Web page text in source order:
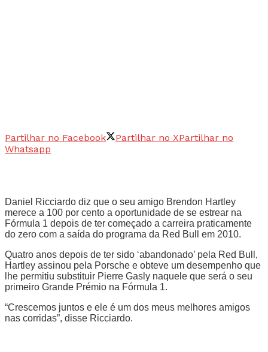
Partilhar no Facebook Partilhar no XPartilhar no
Whatsapp
Daniel Ricciardo diz que o seu amigo Brendon Hartley
merece a 100 por cento a oportunidade de se estrear na
Fórmula 1 depois de ter começado a carreira praticamente
do zero com a saída do programa da Red Bull em 2010.
Quatro anos depois de ter sido ‘abandonado’ pela Red Bull,
Hartley assinou pela Porsche e obteve um desempenho que
lhe permitiu substituir Pierre Gasly naquele que será o seu
primeiro Grande Prémio na Fórmula 1.
“Crescemos juntos e ele é um dos meus melhores amigos
nas corridas”, disse Ricciardo.